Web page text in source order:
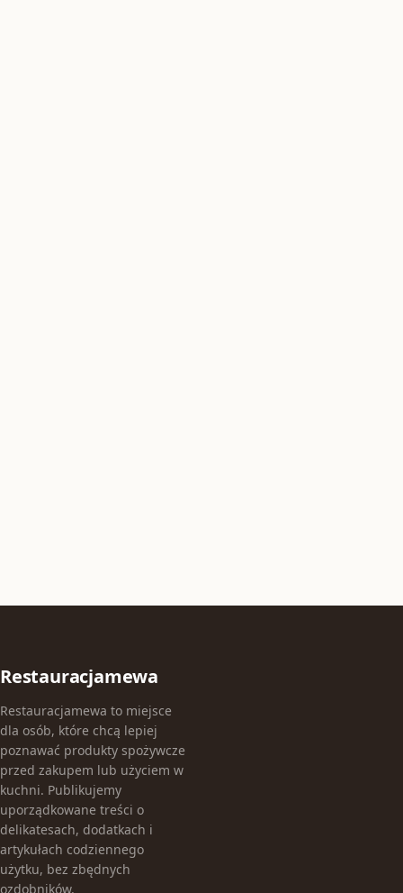
Restauracjamewa
Restauracjamewa to miejsce
dla osób, które chcą lepiej
poznawać produkty spożywcze
przed zakupem lub użyciem w
kuchni. Publikujemy
uporządkowane treści o
delikatesach, dodatkach i
artykułach codziennego
użytku, bez zbędnych
ozdobników.